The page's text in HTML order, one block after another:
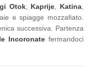
Otok, Kaprije Katina
e spiagge mozzafiato.
successiva. Partenza
Incoronatefermandoci